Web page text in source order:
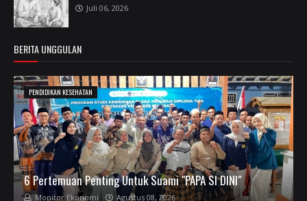
Juli 06, 2026
BERITA UNGGULAN
PENDIDIKAN KESEHATAN
6 Pertemuan Penting Untuk Suami "PAPA SI DINI"
Monitor Ekonomi Agustus 08, 2026